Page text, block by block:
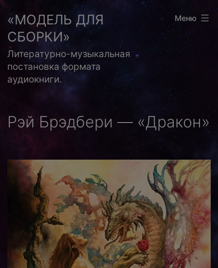
Перейти
содержимому
«МОДЕЛЬ ДЛЯ
СБОРКИ»
Литературно-музыкальная
постановка формата
аудиокниги.
Меню
Рэй Брэдбери — «Дракон»